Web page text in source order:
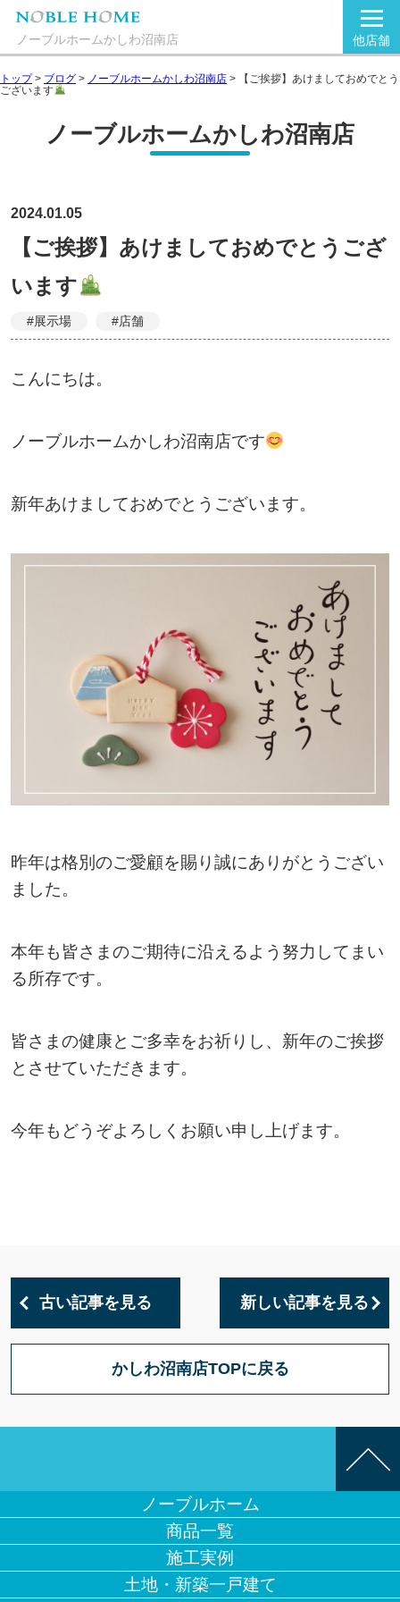
ノーブルホームかしわ沼南店 他店舗
トップ> ブログ > ノーブルホームかしわ沼南店 >
【ご挨拶】あけましておめでとう
ございます
ノーブルホームかしわ沼南店
2024.01.05
【ご挨拶】あけましておめでとうござ
います
#展示場 #店舗
こんにちは。
ノーブルホームかしわ沼南店です
新年あけましておめでとうございます。
昨年は格別のご愛顧を賜り誠にありがとうござい
ました。
本年も皆さまのご期待に沿えるよう努力してまい
る所存です。
皆さまの健康とご多幸をお祈りし、新年のご挨拶
とさせていただきます。
今年もどうぞよろしくお願い申し上げます。
古い記事を見る 新しい記事を見る
かしわ沼南店TOPに戻る
ノーブルホーム
商品一覧
施工実例
土地・新築一戸建て